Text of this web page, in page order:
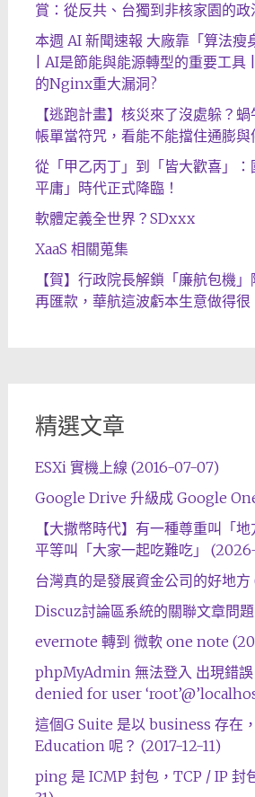
賞：從反共、台獨到非核家園的政
本週 AI 新聞速報 大廠靠「算法瘦
| AI是節能與能源轉型的重要工具
的Nginx重大漏洞?
【逃跑計畫】核災來了沒處躲？
帳單當符咒，看能不能擋住通膨與
從「甲乙丙丁」到「皆大歡喜」
平庸」時代正式降臨！
軟體定義全世界？SDxxx
XaaS 相關蒐集
【賀】行政院長解鎖「廉航包機
再匯款，華航這波虧本生意做得很
精選文章
ESXi 實機上線 (2016-07-07)
Google Drive 升級成 Google
【大撒幣時代】有一種尊重叫「
平等叫「大家一起吃難吃」
台灣真的是發展資金公司的好地
Discuz討論區系統的關聯文章問
evernote 轉到 微軟 one note
phpMyAdmin 無法登入 出現錯
denied for user
這個G Suite 是以 business 存在
Education 呢？ (2017-12-11)
ping 是 ICMP 封包，TCP / IP 封